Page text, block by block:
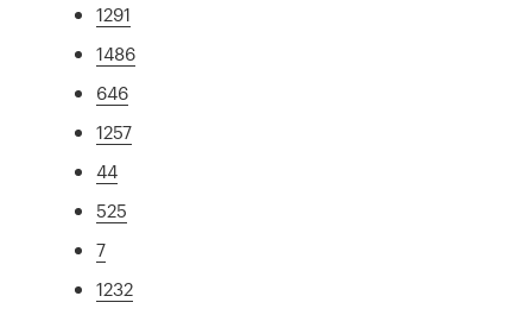
1291
1486
646
1257
44
525
7
1232